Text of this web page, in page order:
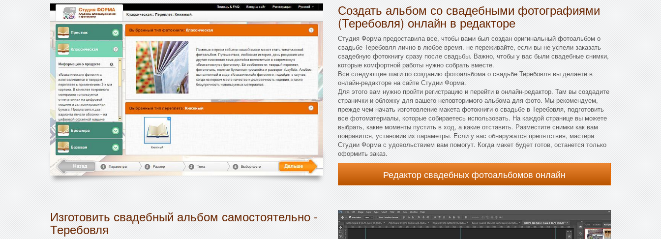
Создать альбом со свадебными фотографиями
(Теребовля) онлайн в редакторе
Студия Форма предоставила все, чтобы вами был создан оригинальный фотоальбом о
свадьбе Теребовля лично в любое время. не переживайте, если вы не успели заказать
свадебную фотокнигу сразу после свадьбы. Важно, чтобы у вас были свадебные снимки,
которые комфортной работы нужно собрать вместе.
Все следующие шаги по созданию фотоальбома о свадьбе Теребовля вы делаете в
онлайн-редакторе на сайте Студии Форма.
Для этого вам нужно пройти регистрацию и перейти в онлайн-редактор. Там вы создадите
странички и обложку для вашего неповторимого альбома для фото. Мы рекомендуем,
прежде чем начать изготовление макета фотокниги о свадьбе в Теребовля, подготовить
все фотоматериалы, которые собираетесь использовать. На каждой странице вы можете
выбрать, какие моменты пустить в ход, а какие отставить. Разместите снимки как вам
понравится, установив их параметры. Если у вас обнаружатся препятствия, мастера
Студии Форма с удовольствием вам помогут. Когда макет будет готов, останется только
оформить заказ.
Редактор свадебных фотоальбомов онлайн
Изготовить свадебный альбом самостоятельно -
Теребовля